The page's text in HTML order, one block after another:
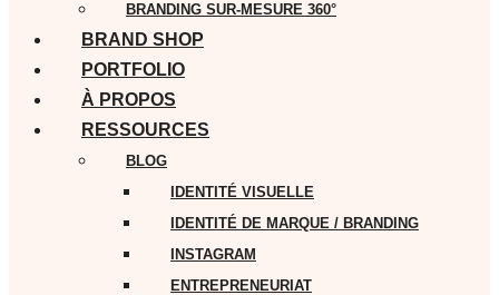
BRANDING SUR-MESURE 360°
BRAND SHOP
PORTFOLIO
À PROPOS
RESSOURCES
BLOG
IDENTITÉ VISUELLE
IDENTITÉ DE MARQUE / BRANDING
INSTAGRAM
ENTREPRENEURIAT